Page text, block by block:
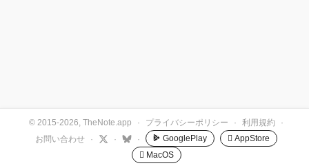
© 2015-2026, TheNote.app · プライバシーポリシー · 利用規約
·
お問い合わせ
· · · GooglePlay
 AppStore
 MacOS